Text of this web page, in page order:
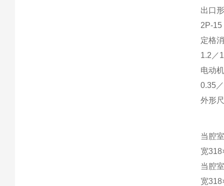
出口
2P-
定格
1.2／
电动
0.35
外形
当腔
宽
当腔
宽